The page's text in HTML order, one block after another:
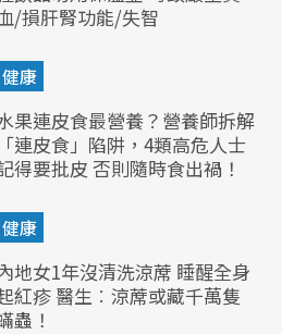
/損肝腎功能/失智
健康
果連皮食最營養？營養師拆解
「連皮食」陷阱，4類高危人士
得要批皮 否則隨時食出禍！
健康
地女1年沒清洗涼蓆 睡醒全身
紅疹 醫生︰涼蓆或藏千萬隻
蟲！